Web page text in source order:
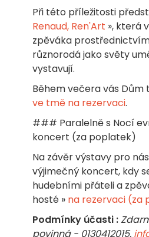
Při této příležitosti
Renaud, Ren'Art », která
zpěváka
různorodá jako světy
vystavují.
Během večera vás Dům
ve tmě na rezervaci.
### Paralelně s Nocí
koncert (za poplatek)
Na závěr výstavy pro
výjimečný koncert, kdy
hudebními přáteli a
hosté » na rezervaci (za
Podmínky účasti :
povinná - 0130412015,